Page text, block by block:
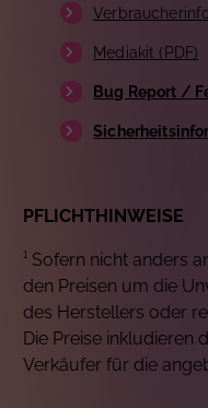
Mediakit (PDF)
Bug Report /
PFLICHTHINWEISE
¹ Sofern nicht anders
den Preisen um die
des Herstellers oder
Die Preise inkludieren
Verkäufer für die